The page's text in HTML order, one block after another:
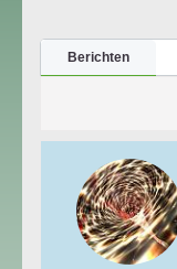
Berichten